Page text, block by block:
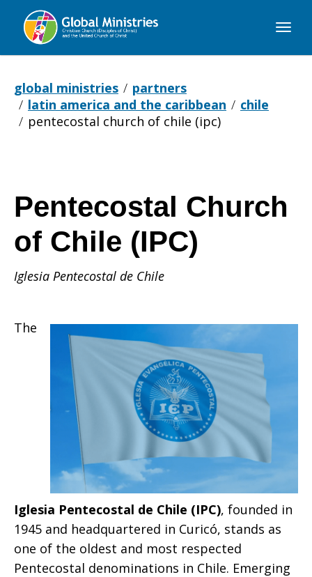
Global
global ministries
partners
latin america and the caribbean
chile
pentecostal church of chile (ipc)
Pentecostal Church
of Chile (IPC)
Iglesia Pentecostal de Chile
The
Iglesia Pentecostal de Chile (IPC), founded in
1945 and headquartered in Curicó, stands as
one of the oldest and most respected
Pentecostal denominations in Chile. Emerging